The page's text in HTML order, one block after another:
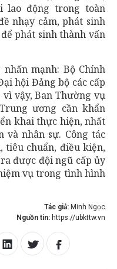
lao động trong toàn
nhạy cảm, phát sinh
phát sinh thành vấn
mạnh: Bộ Chính
hội Đảng bộ các cấp
vậy, Ban Thường vụ
ương cần khẩn
khai thực hiện, nhất
và nhân sự. Công tác
tiêu chuẩn, điều kiện,
được đội ngũ cấp ủy
vụ trong tình hình
Tác giả: Minh Ngọc
Nguồn tin: https://ubkttw.vn